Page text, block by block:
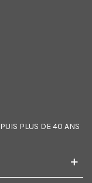
PLUS DE 40 ANS